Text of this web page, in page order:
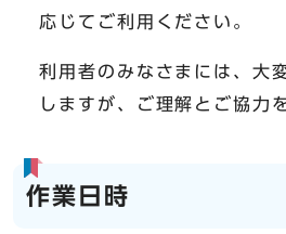
応じてご利用ください。
利用者のみなさまには、大
しますが、ご理解とご協力
作業日時